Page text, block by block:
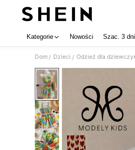
Kategorie Nowości Szac. 3
Dom / Dzieci / Odzież dla